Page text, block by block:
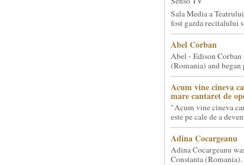
Sala Media a
fost gazda recitalului
Abel Corban
Abel - Edison Corban
(Romania) and began
Acum vine cineva
mare cantaret de
"Acum vine cineva
este pe cale de a
Adina Cocargeanu
Adina Cocargeanu
Constanta (Romania).